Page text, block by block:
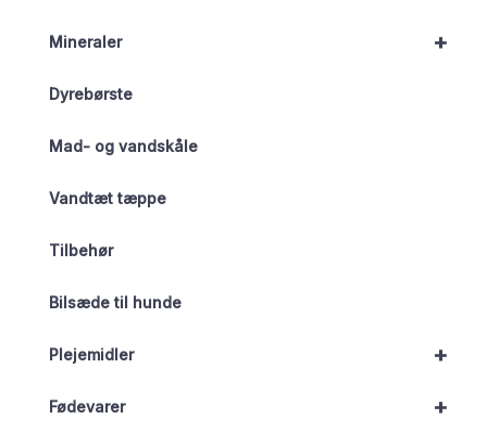
+
Mineraler
Dyrebørste
Mad- og vandskåle
Vandtæt tæppe
Tilbehør
Bilsæde til hunde
+
Plejemidler
+
Fødevarer